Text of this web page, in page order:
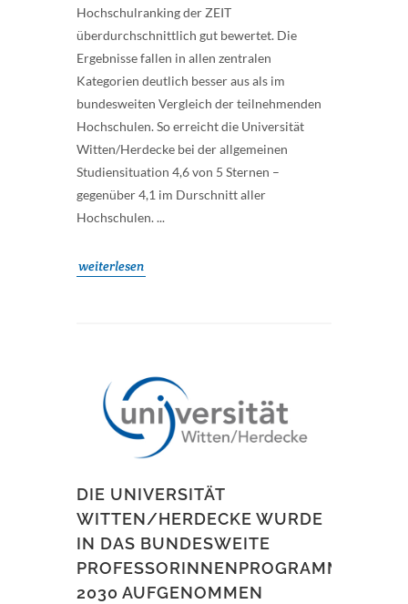
Hochschulranking der ZEIT
überdurchschnittlich gut bewertet. Die
Ergebnisse fallen in allen zentralen
Kategorien deutlich besser aus als im
bundesweiten Vergleich der teilnehmenden
Hochschulen. So erreicht die Universität
Witten/Herdecke bei der allgemeinen
Studiensituation 4,6 von 5 Sternen –
gegenüber 4,1 im Durschnitt aller
Hochschulen. ...
weiterlesen
DIE UNIVERSITÄT
WITTEN/HERDECKE WURDE
IN DAS BUNDESWEITE
PROFESSORINNENPROGRAMM
2030 AUFGENOMMEN